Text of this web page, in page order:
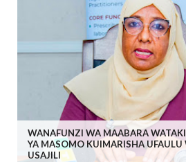
WANAFUNZI WA MAABARA
YA MASOMO KUIMARISHA
USAJILI